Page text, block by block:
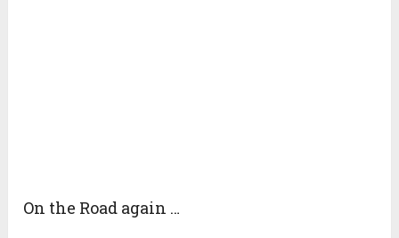
On the Road again …